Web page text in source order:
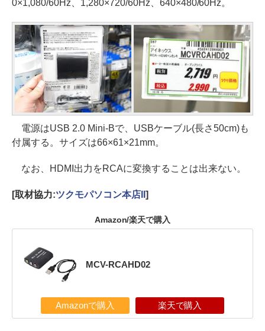
0×1,080/60Hz、1,280×720/60Hz、640×480/60Hz。
電源はUSB 2.0 Mini-Bで、USBケーブル(長さ50cm)も
付属する。サイズは66×61×21mm。
なお、HDMI出力をRCAに変換することは出来ない。
[取材協力:ツクモパソコン本店II ]
Amazon/楽天で購入
MCV-RCAHD02
Amazonで購入 楽天で購入